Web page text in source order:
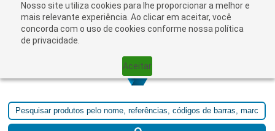
Nosso site utiliza cookies para lhe proporcionar a melhor e
mais relevante experiência. Ao clicar em aceitar, você
concorda com o uso de cookies conforme nossa política
de privacidade.
Aceitar